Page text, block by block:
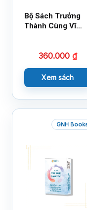
Bộ Sách Trưởng
Thành Cùng Vĩ
360.000 ₫
Xem sách
GNH